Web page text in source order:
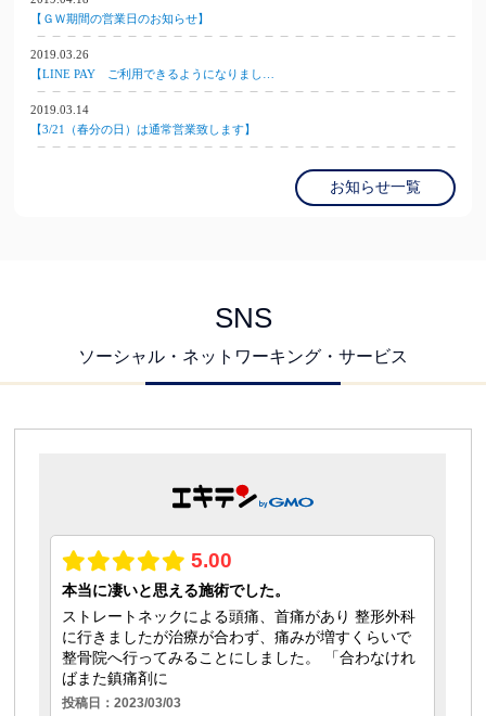
【ＧＷ期間の営業日のお知らせ】
2019.03.26
【LINE PAY ご利用できるようになりまし…
2019.03.14
【3/21（春分の日）は通常営業致します】
お知らせ一覧
SNS
ソーシャル・ネットワーキング・サービス